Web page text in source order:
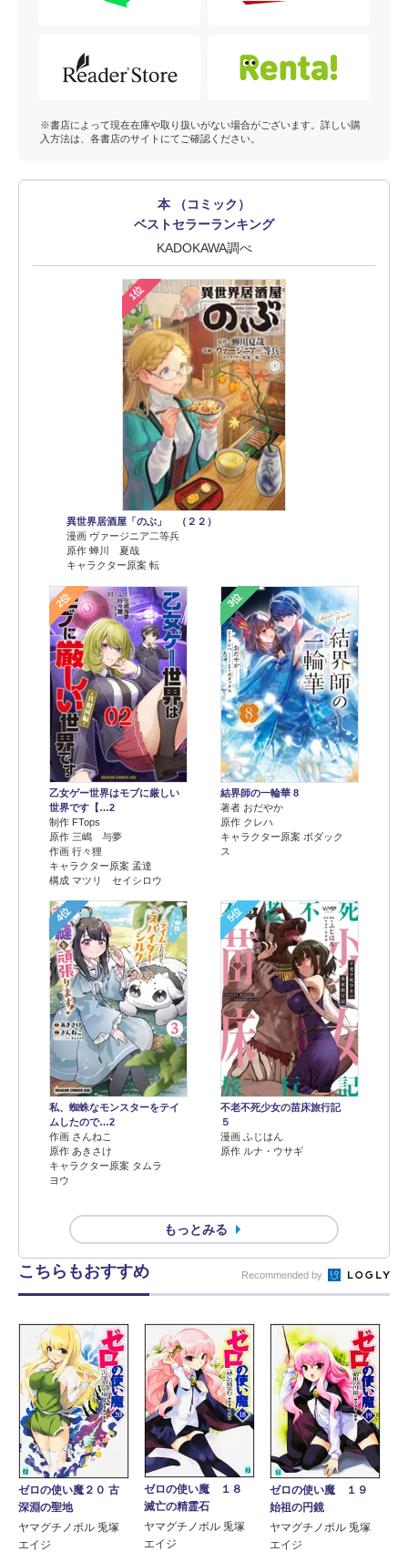
※書店によって現在在庫や取り扱いがない場合がございます。詳しい購
入方法は、各書店のサイトにてご確認ください。
本 （コミック）
ベストセラーランキング
KADOKAWA調べ
1位
異世界居酒屋「のぶ」 （２２）
漫画 ヴァージニア二等兵
原作 蝉川 夏哉
キャラクター原案 転
2位
乙女ゲー世界はモブに厳しい
世界です【…2
制作 FTops
原作 三嶋 与夢
作画 行々狸
キャラクター原案 孟達
構成 マツリ セイシロウ
3位
結界師の一輪華 8
著者 おだやか
原作 クレハ
キャラクター原案 ボダック
ス
4位
私、蜘蛛なモンスターをテイ
ムしたので…2
作画 さんねこ
原作 あきさけ
キャラクター原案 タムラ
ヨウ
5位
不老不死少女の苗床旅行記
５
漫画 ふじはん
原作 ルナ・ウサギ
もっとみる
こちらもおすすめ Recommended by
ゼロの使い魔２０ 古
深淵の聖地
ヤマグチノボル 兎塚
エイジ
ゼロの使い魔 １８
滅亡の精霊石
ヤマグチノボル 兎塚
エイジ
ゼロの使い魔 １９
始祖の円鏡
ヤマグチノボル 兎塚
エイジ